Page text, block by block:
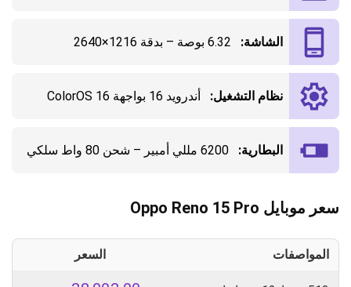
الشاشة: 6.32 بوصة – بدقة 1216×2640
نظام التشغيل: أندرويد 16 بواجهة ColorOS 16
البطارية: 6200 مللي أمبير – شحن 80 واط سلكي
سعر موبايل Oppo Reno 15 Pro
المواصفات السعر